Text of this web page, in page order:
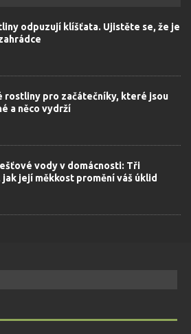
odpuzují klíšťata. Ujistěte se, že je
rostliny pro začátečníky, které jsou
a něco vydrží
vody v domácnosti: Tři
jak její měkkost promění váš úklid